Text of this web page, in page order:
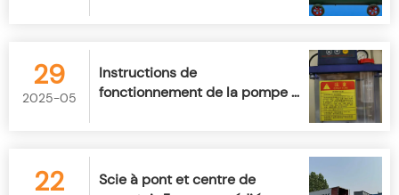
29
2025-05
Instructions de
fonctionnement de la pompe à
22
Scie à pont et centre de